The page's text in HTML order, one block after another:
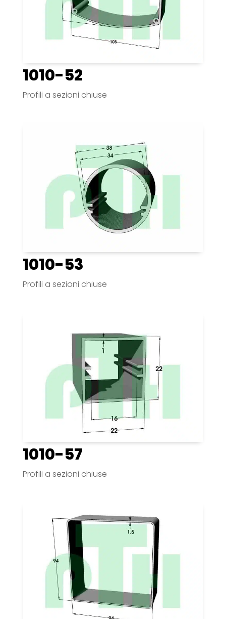
1010-52
Profili a sezioni chiuse
1010-53
Profili a sezioni chiuse
1010-57
Profili a sezioni chiuse